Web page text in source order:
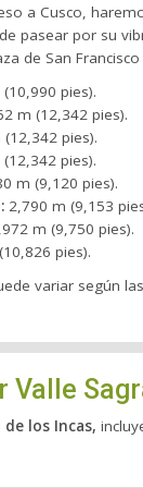
a Cusco,
pasear por su
de San
pies).
m (12,342 pies).
pies).
pies).
m (9,120 pies).
2,790 m (9,153
m (9,750 pies).
pies).
variar según
Valle
de los Incas,